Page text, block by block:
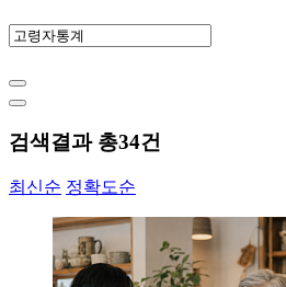
검색결과 총34건
최신순 정확도순